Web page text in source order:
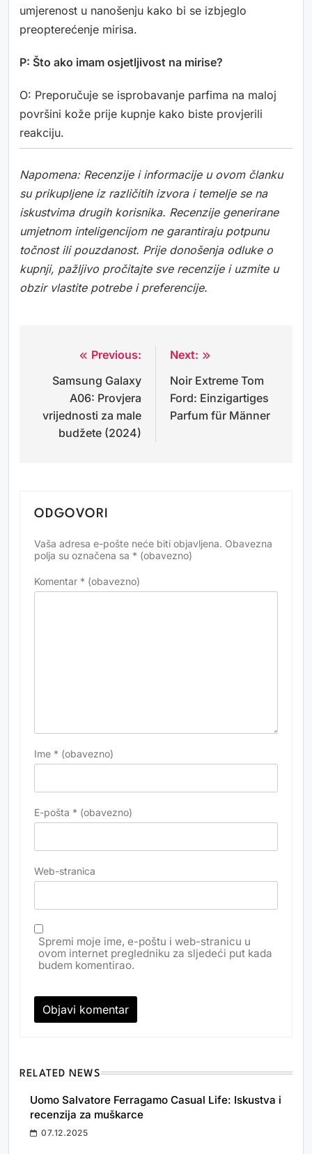
umjerenost u nanošenju kako bi se izbjeglo
preopterećenje mirisa.
P: Što ako imam osjetljivost na mirise?
O: Preporučuje se isprobavanje parfima na maloj
površini kože prije kupnje kako biste provjerili
reakciju.
Napomena: Recenzije i informacije u ovom članku
su prikupljene iz različitih izvora i temelje se na
iskustvima drugih korisnika. Recenzije generirane
umjetnom inteligencijom ne garantiraju potpunu
točnost ili pouzdanost. Prije donošenja odluke o
kupnji, pažljivo pročitajte sve recenzije i uzmite u
obzir vlastite potrebe i preferencije.
Navigacija
objava
Previous:
Samsung Galaxy
A06: Provjera
vrijednosti za male
budžete (2024)
Next:
Noir Extreme Tom
Ford: Einzigartiges
Parfum für Männer
ODGOVORI
Vaša adresa e-pošte neće biti objavljena. Obavezna
polja su označena sa * (obavezno)
Komentar * (obavezno)
Ime * (obavezno)
E-pošta * (obavezno)
Web-stranica
Spremi moje ime, e-poštu i web-stranicu u
ovom internet pregledniku za sljedeći put kada
budem komentirao.
Alternative:
RELATED NEWS
Uomo Salvatore Ferragamo Casual Life: Iskustva i
recenzija za muškarce
07.12.2025